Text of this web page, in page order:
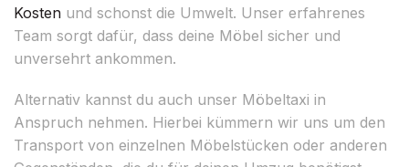
Kosten und schonst die Umwelt. Unser erfahrenes
Team sorgt dafür, dass deine Möbel sicher und
unversehrt ankommen.
Alternativ kannst du auch unser Möbeltaxi in
Anspruch nehmen. Hierbei kümmern wir uns um den
Transport von einzelnen Möbelstücken oder anderen